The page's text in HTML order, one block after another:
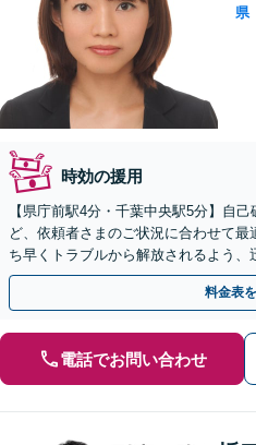
県
時効の援用
【県庁前駅4分・千葉中央駅5分】自
ど、依頼者さまのご状況に合わせて
ち早くトラブルから解放されるよう
す。【初回相談30分無料】【電話相談
料金表
電話でお問い合わせ